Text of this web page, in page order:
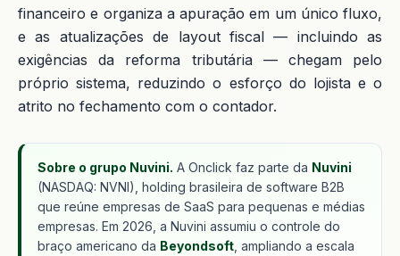
financeiro e organiza a apuração em um único fluxo,
e as atualizações de layout fiscal — incluindo as
exigências da reforma tributária — chegam pelo
próprio sistema, reduzindo o esforço do lojista e o
atrito no fechamento com o contador.
Sobre o grupo Nuvini. A Onclick faz parte da Nuvini
(NASDAQ: NVNI), holding brasileira de software B2B
que reúne empresas de SaaS para pequenas e médias
empresas. Em 2026, a Nuvini assumiu o controle do
braço americano da Beyondsoft , ampliando a escala